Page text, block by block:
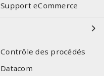
Support eCommerce
Contrôle des procédés
Datacom